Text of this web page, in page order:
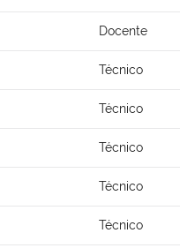
Docente
Técnico
Técnico
Técnico
Técnico
Técnico